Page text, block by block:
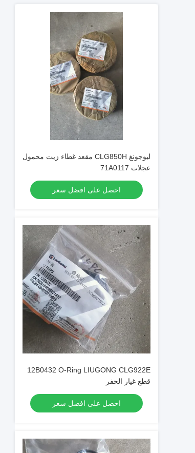
ليوجونغ CLG850H مقعد غطاء زيت محمول
عجلات 71A0117
احصل على افضل سعر
12B0432 O-Ring LIUGONG CLG922E
قطع غيار الحفر
احصل على افضل سعر